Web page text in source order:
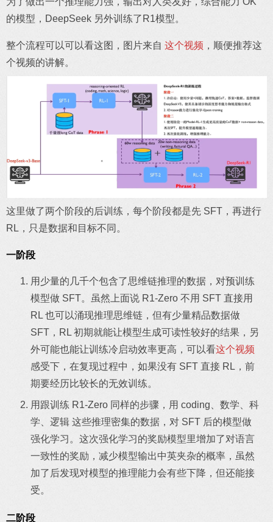
的模型，DeepSeek 另外训练了R1模型。
整个流程可以可以看这图，图片来自 这个视频 ，顺便推荐这
个视频的讲解。
这里做了两个阶段的后训练，每个阶段都是先 SFT，再进行
RL，只是数据和目标不同。
一阶段
用少量的几千个包含了思维链推理的数据，对预训练
模型做 SFT。虽然上面说 R1-Zero 不用 SFT 直接用
RL 也可以涌现推理思维链，但有少量精品数据做
SFT，RL 初期就能让模型生成可读性较好的结果，另
外可能也能让训练冷启动效率更高，可以看这个视频
感受下，在复现过程中，如果没有 SFT 直接 RL，前
期要经历比较长的无效训练。
用跟训练 R1-Zero 同样的步骤，用 coding、数学、科
学、逻辑 这些推理密集的数据，对 SFT 后的模型做
强化学习。这次强化学习的奖励模型里增加了对语言
一致性的奖励，减少模型输出中英夹杂的概率，虽然
加了后发现对模型的推理能力会有些下降，但还能接
受。
二阶段